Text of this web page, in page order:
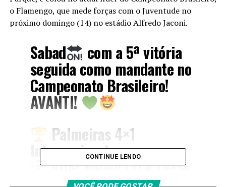
o Flamengo, que mede forças com o Juventude no
próximo domingo (14) no estádio Alfredo Jaconi.
Sabad com a 5ª vitória
seguida como mandante no
Campeonato Brasileiro!
AVANTI!
Palmeiras 4×1
Internacional
Vitor Roque (3) e Lucas
CONTINUE LENDO